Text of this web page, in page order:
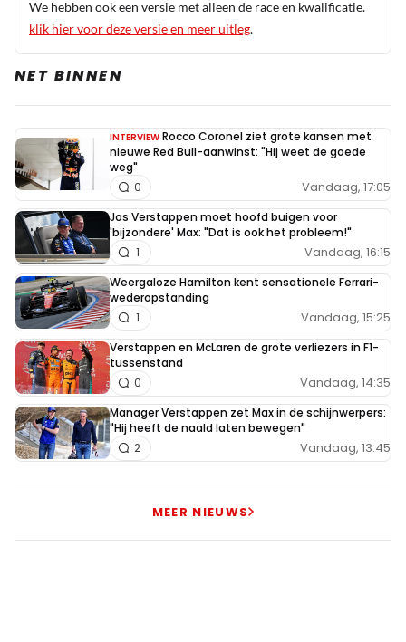
Meepraten? Dat kan! Je hoeft je alleen maar aan te
melden met een RN365-account.
INLOGGEN AANMELDEN
We hebben ook een versie met alleen de race en kwalificatie.
klik hier voor deze versie en meer uitleg.
NET BINNEN
INTERVIEW Rocco Coronel ziet grote kansen met
nieuwe Red Bull-aanwinst: "Hij weet de goede
weg"
Vandaag, 17:05
0
Jos Verstappen moet hoofd buigen voor
'bijzondere' Max: "Dat is ook het probleem!"
Vandaag, 16:15
1
Weergaloze Hamilton kent sensationele Ferrari-
wederopstanding
Vandaag, 15:25
1
Verstappen en McLaren de grote verliezers in F1-
tussenstand
Vandaag, 14:35
0
Manager Verstappen zet Max in de schijnwerpers:
"Hij heeft de naald laten bewegen"
Vandaag, 13:45
2
MEER NIEUWS